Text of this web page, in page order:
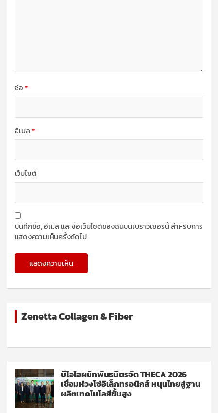
ชื่อ*
อีเมล*
เว็บไซต์
บันทึกชื่อ, อีเมล และชื่อเว็บไซต์ของฉันบนเบราว์เซอร์นี้ สำหรับการ
แสดงความเห็นครั้งถัดไป
Zenetta Collagen & Fiber
บีโอไอผนึกพันธมิตรจัด THECA 2026
เชื่อมห่วงโซ่อิเล็กทรอนิกส์ หนุนไทยสู่ฐาน
ผลิตเทคโนโลยีขั้นสูง